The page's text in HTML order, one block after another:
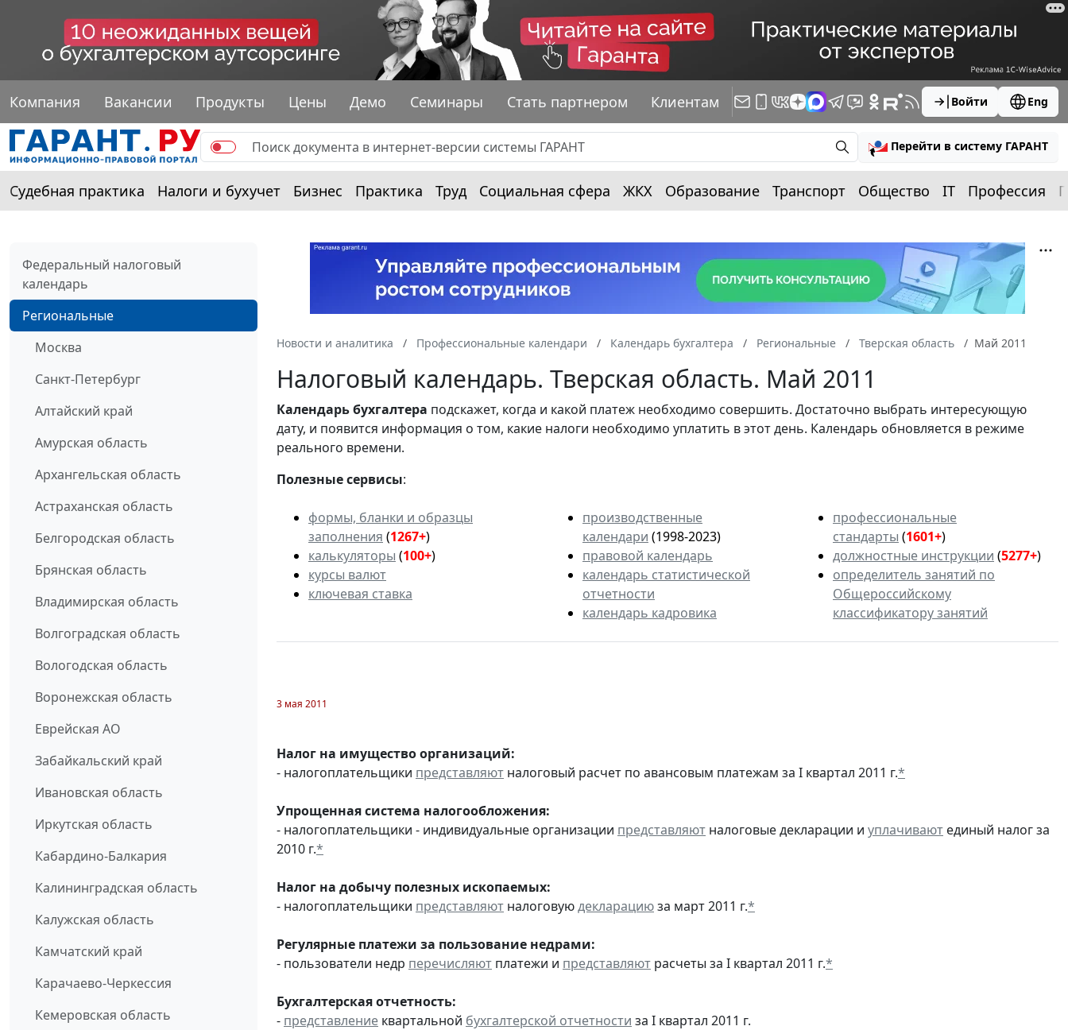
Компания Вакансии Продукты Цены Демо Семинары Стать партнером Клиентам Войти Eng
Перейти в систему ГАРАНТ
Судебная практика Налоги и бухучет Бизнес Практика Труд Социальная сфера ЖКХ Образование Транспорт Общество IT Профессия
Федеральный налоговый
календарь
Региональные
Москва
Санкт-Петербург
Алтайский край
Амурская область
Архангельская область
Астраханская область
Белгородская область
Брянская область
Владимирская область
Волгоградская область
Вологодская область
Воронежская область
Еврейская АО
Забайкальский край
Ивановская область
Иркутская область
Кабардино-Балкария
Калининградская область
Калужская область
Камчатский край
Карачаево-Черкессия
Кемеровская область
Новости и аналитика Профессиональные календари Календарь бухгалтера Региональные Тверская область Май 2011
Налоговый календарь. Тверская область. Май 2011
Календарьбухгалтера подскажет, когда и какой платеж необходимо совершить. Достаточно выбрать интересующую
дату, и появится информация о том, какие налоги необходимо уплатить в этот день. Календарь обновляется в режиме
реального времени.
Полезные сервисы:
формы, бланки и образцы
заполнения (1267+)
калькуляторы (100+)
курсы валют
ключевая ставка
производственные
календари (1998-2023)
правовой календарь
календарь статистической
отчетности
календарь кадровика
профессиональные
стандарты (1601+)
должностные инструкции (5277+)
определитель занятий по
Общероссийскому
классификатору занятий
3 мая 2011
Налог на имущество организаций:
- налогоплательщики представляют налоговый расчет по авансовым платежам за I квартал 2011 г.*
Упрощенная система налогообложения:
- налогоплательщики - индивидуальные организации представляют налоговые декларации и уплачивают единый налог за
2010 г.*
Налог на добычу полезных ископаемых:
- налогоплательщики представляют налоговуюдекларациюза март 2011 г.*
Регулярные платежи за пользование недрами:
- пользователи недр перечисляют платежи и представляют расчеты за I квартал 2011 г.*
Бухгалтерская отчетность:
- представление квартальной бухгалтерской отчетности за I квартал 2011 г.